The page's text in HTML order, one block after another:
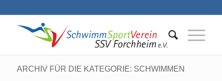
ARCHIV FÜR DIE KATEGORIE: SCHWIMMEN